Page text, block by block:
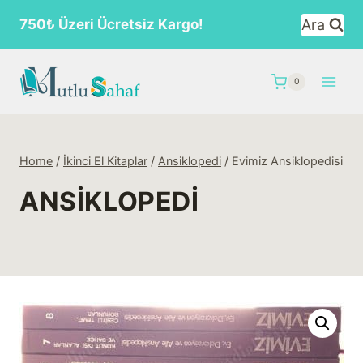
content
750₺ Üzeri Ücretsiz Kargo! Ara
0
Home / İkinci El Kitaplar / Ansiklopedi / Evimiz Ansiklopedisi
ANSIKLOPEDI